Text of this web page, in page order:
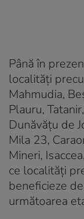
Până în
localități
Mahmudia,
Plauru,
Dunăvățu de
Mila 23,
Mineri,
ce localități
beneficieze
următoarea